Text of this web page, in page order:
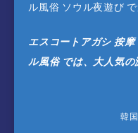
ル風俗 ソウル夜遊び
エスコートアガシ 按
ル風俗 では、大人気の
韓